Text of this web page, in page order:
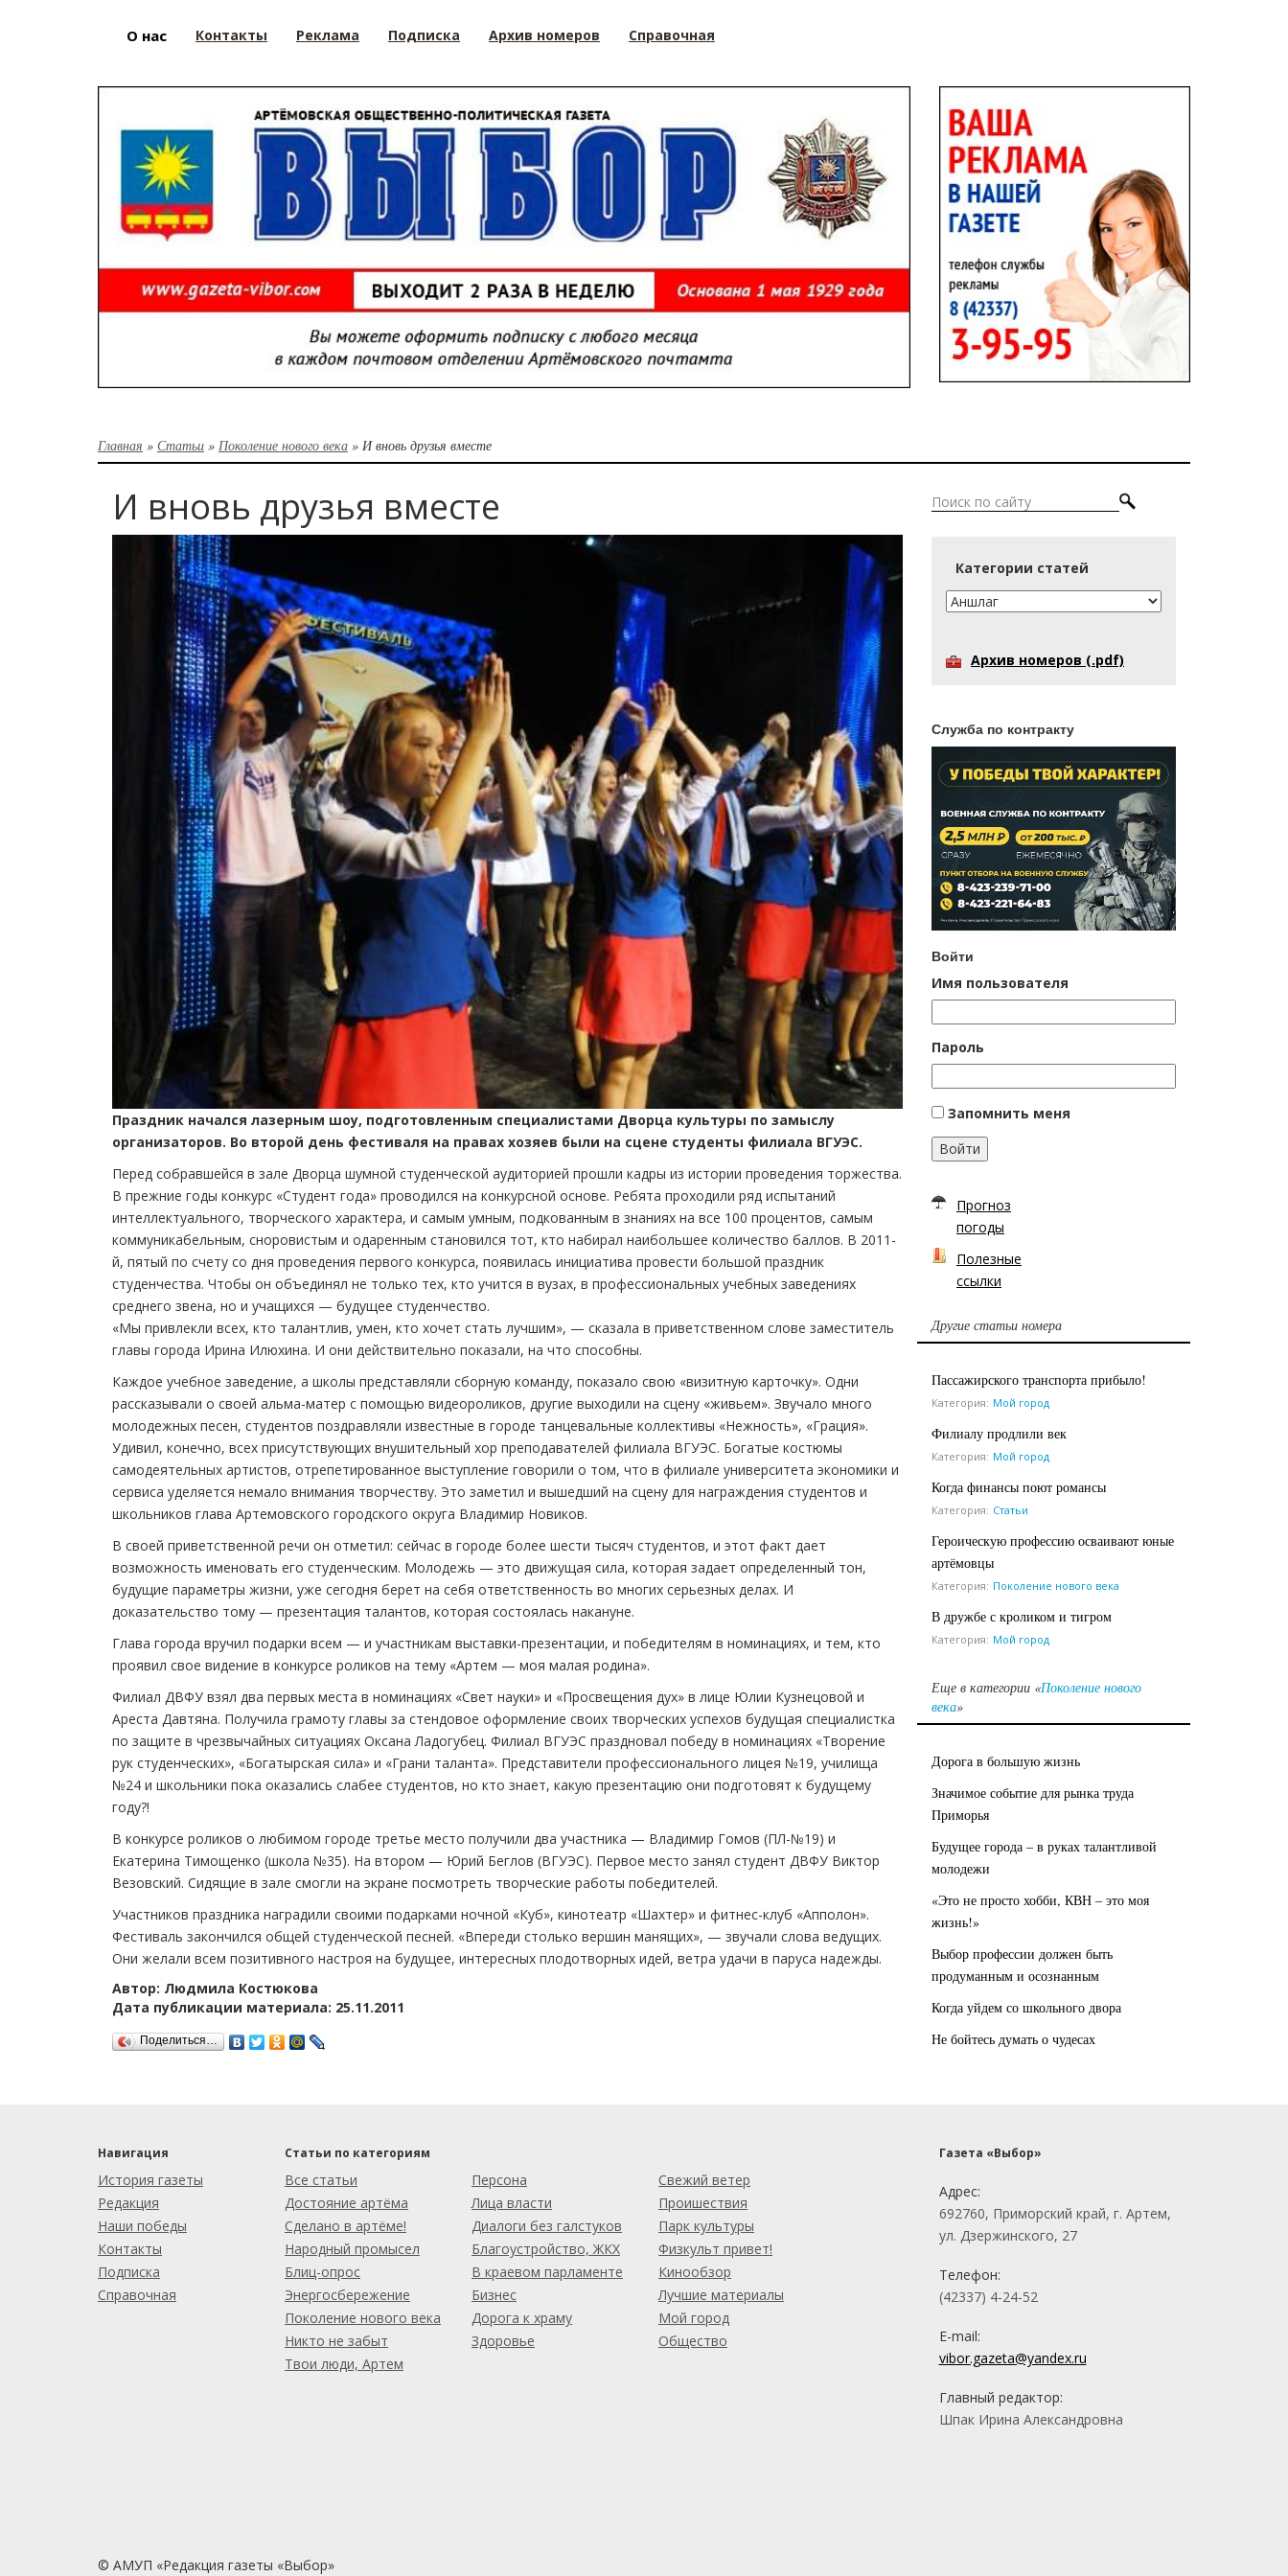
О нас Контакты Реклама Подписка Архив номеров Справочная
Главная » Статьи » Поколение нового века » И вновь друзья вместе
И вновь друзья вместе
Праздник начался лазерным шоу, подготовленным специалистами Дворца культуры по замыслу
организаторов. Во второй день фестиваля на правах хозяев были на сцене студенты филиала ВГУЭС.
Перед собравшейся в зале Дворца шумной студенческой аудиторией прошли кадры из истории проведения торжества.
В прежние годы конкурс «Студент года» проводился на конкурсной основе. Ребята проходили ряд испытаний
интеллектуального, творческого характера, и самым умным, подкованным в знаниях на все 100 процентов, самым
коммуникабельным, сноровистым и одаренным становился тот, кто набирал наибольшее количество баллов. В 2011-
й, пятый по счету со дня проведения первого конкурса, появилась инициатива провести большой праздник
студенчества. Чтобы он объединял не только тех, кто учится в вузах, в профессиональных учебных заведениях
среднего звена, но и учащихся — будущее студенчество.
«Мы привлекли всех, кто талантлив, умен, кто хочет стать лучшим», — сказала в приветственном слове заместитель
главы города Ирина Илюхина. И они действительно показали, на что способны.
Каждое учебное заведение, а школы представляли сборную команду, показало свою «визитную карточку». Одни
рассказывали о своей альма-матер с помощью видеороликов, другие выходили на сцену «живьем». Звучало много
молодежных песен, студентов поздравляли известные в городе танцевальные коллективы «Нежность», «Грация».
Удивил, конечно, всех присутствующих внушительный хор преподавателей филиала ВГУЭС. Богатые костюмы
самодеятельных артистов, отрепетированное выступление говорили о том, что в филиале университета экономики и
сервиса уделяется немало внимания творчеству. Это заметил и вышедший на сцену для награждения студентов и
школьников глава Артемовского городского округа Владимир Новиков.
В своей приветственной речи он отметил: сейчас в городе более шести тысяч студентов, и этот факт дает
возможность именовать его студенческим. Молодежь — это движущая сила, которая задает определенный тон,
будущие параметры жизни, уже сегодня берет на себя ответственность во многих серьезных делах. И
доказательство тому — презентация талантов, которая состоялась накануне.
Глава города вручил подарки всем — и участникам выставки-презентации, и победителям в номинациях, и тем, кто
проявил свое видение в конкурсе роликов на тему «Артем — моя малая родина».
Филиал ДВФУ взял два первых места в номинациях «Свет науки» и «Просвещения дух» в лице Юлии Кузнецовой и
Ареста Давтяна. Получила грамоту главы за стендовое оформление своих творческих успехов будущая специалистка
по защите в чрезвычайных ситуациях Оксана Ладогубец. Филиал ВГУЭС праздновал победу в номинациях «Творение
рук студенческих», «Богатырская сила» и «Грани таланта». Представители профессионального лицея №19, училища
№24 и школьники пока оказались слабее студентов, но кто знает, какую презентацию они подготовят к будущему
году?!
В конкурсе роликов о любимом городе третье место получили два участника — Владимир Гомов (ПЛ-№19) и
Екатерина Тимощенко (школа №35). На втором — Юрий Беглов (ВГУЭС). Первое место занял студент ДВФУ Виктор
Везовский. Сидящие в зале смогли на экране посмотреть творческие работы победителей.
Участников праздника наградили своими подарками ночной «Куб», кинотеатр «Шахтер» и фитнес-клуб «Апполон».
Фестиваль закончился общей студенческой песней. «Впереди столько вершин манящих», — звучали слова ведущих.
Они желали всем позитивного настроя на будущее, интересных плодотворных идей, ветра удачи в паруса надежды.
Автор: Людмила Костюкова
Дата публикации материала: 25.11.2011
Поделиться…
Категории статей
Архив номеров (.pdf)
Служба по контракту
Войти
Имя пользователя
Пароль
Запомнить меня
Войти
Прогноз
погоды
Полезные
ссылки
Другие статьи номера
Пассажирского транспорта прибыло!
Категория: Мой город
Филиалу продлили век
Категория: Мой город
Когда финансы поют романсы
Категория: Статьи
Героическую профессию осваивают юные
артёмовцы
Категория: Поколение нового века
В дружбе с кроликом и тигром
Категория: Мой город
Еще в категории «Поколение нового
века»
Дорога в большую жизнь
Значимое событие для рынка труда
Приморья
Будущее города – в руках талантливой
молодежи
«Это не просто хобби, КВН – это моя
жизнь!»
Выбор профессии должен быть
продуманным и осознанным
Когда уйдем со школьного двора
Не бойтесь думать о чудесах
Навигация
История газеты
Редакция
Наши победы
Контакты
Подписка
Справочная
Статьи по категориям
Все статьи
Достояние артёма
Сделано в артёме!
Народный промысел
Блиц-опрос
Энергосбережение
Поколение нового века
Никто не забыт
Твои люди, Артем
Персона
Лица власти
Диалоги без галстуков
Благоустройство, ЖКХ
В краевом парламенте
Бизнес
Дорога к храму
Здоровье
Свежий ветер
Проишествия
Парк культуры
Физкульт привет!
Кинообзор
Лучшие материалы
Мой город
Общество
Газета «Выбор»
Адрес:
692760, Приморский край, г. Артем,
ул. Дзержинского, 27
Телефон:
(42337) 4-24-52
E-mail:
vibor.gazeta@yandex.ru
Главный редактор:
Шпак Ирина Александровна
© АМУП «Редакция газеты «Выбор»